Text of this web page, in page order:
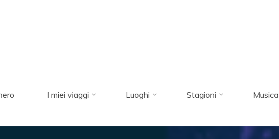
I miei viaggi Luoghi Stagioni Musica